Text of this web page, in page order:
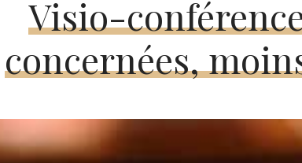
Visio-
concernées,